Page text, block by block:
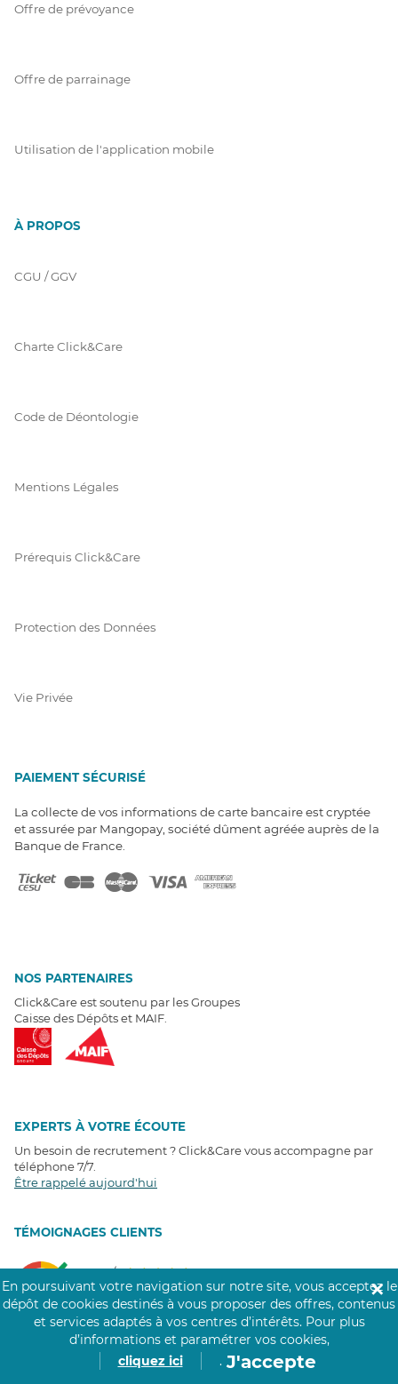
Offre de prévoyance
Offre de parrainage
Utilisation de l'application mobile
À PROPOS
CGU / GGV
Charte Click&Care
Code de Déontologie
Mentions Légales
Prérequis Click&Care
Protection des Données
Vie Privée
PAIEMENT SÉCURISÉ
La collecte de vos informations de carte bancaire est cryptée
et assurée par Mangopay, société dûment agréée auprès de la
Banque de France.
NOS PARTENAIRES
Click&Care est soutenu par les Groupes
Caisse des Dépôts et MAIF.
EXPERTS À VOTRE ÉCOUTE
Un besoin de recrutement ? Click&Care vous accompagne par
téléphone 7/7
Être rappelé aujourd'hui
TÉMOIGNAGES CLIENTS
4,6/5
Avis clientsrécoltés sur
Google
En poursuivant votre navigation sur notre site, vous acceptez le
dépôt de cookies destinés à vous proposer des offres, contenus
et services adaptés à vos centres d’intérêts. Pour plus
d’informations et paramétrer vos cookies,
cliquez ici
. J'accepte
✕